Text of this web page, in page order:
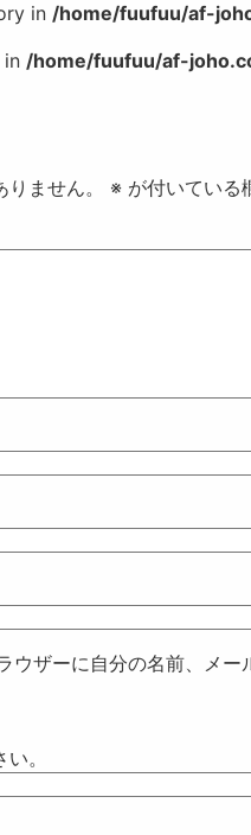
in /home/fuufuu/af-
in /home/fuufuu/af-
ません。 ※ が付いている
ザーに自分の名前、メー
。